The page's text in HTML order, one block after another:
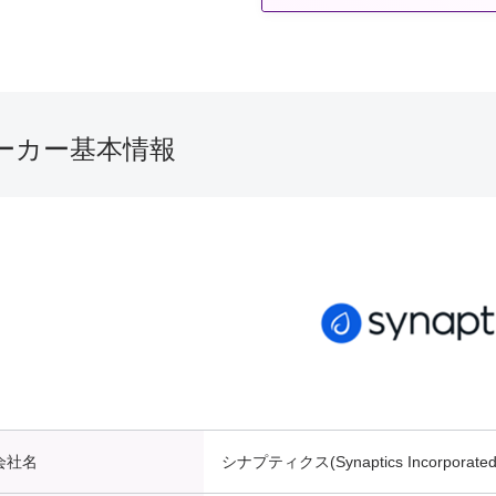
カー基本情報
社名 シナプティクス(Synaptics